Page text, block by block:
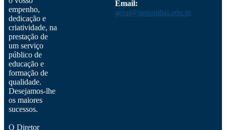
empenho,
dedicação e
criatividade, na
prestação de
um serviço
público de
educação e
formação de
qualidade.
Desejamos-lhe
os maiores
sucessos.
O Diretor
Email:
geral@aepombal.edu.pt